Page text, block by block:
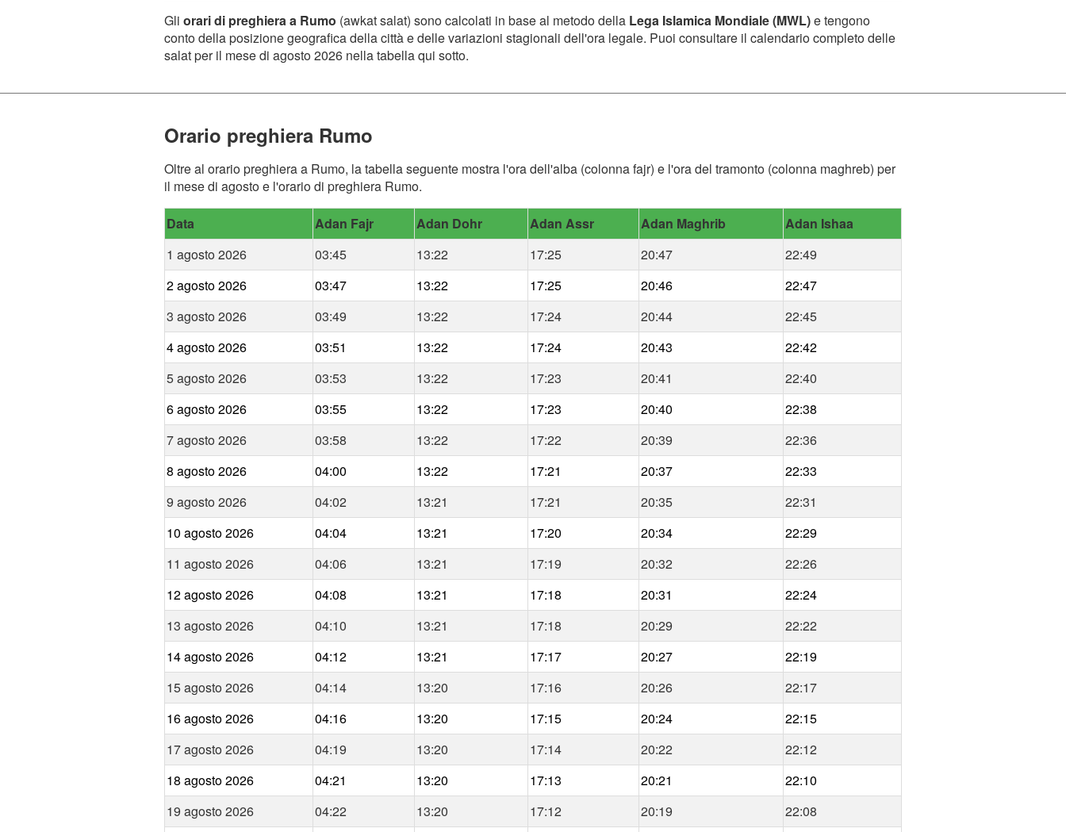
Gli orari di preghiera a Rumo (awkat salat) sono calcolati in base al metodo della Lega Islamica Mondiale (MWL)e tengono
conto della posizione geografica della città e delle variazioni stagionali dell'ora legale. Puoi consultare il calendario completo delle
salat per il mese di agosto 2026 nella tabella qui sotto.
Orario preghiera Rumo
Oltre al orario preghiera a Rumo, la tabella seguente mostra l'ora dell'alba (colonna fajr) e l'ora del tramonto (colonna maghreb) per
il mese di agosto e l'orario di preghiera Rumo.
Data Adan Fajr Adan Dohr Adan Assr Adan Maghrib
Adan Ishaa
1 agosto 2026
03:45 13:22 17:25 20:47
22:49
2 agosto 2026
03:47 13:22 17:25 20:46
22:47
3 agosto 2026
03:49 13:22 17:24 20:44
22:45
4 agosto 2026
03:51 13:22 17:24 20:43
22:42
5 agosto 2026
03:53 13:22 17:23 20:41
22:40
6 agosto 2026
03:55 13:22 17:23 20:40
22:38
7 agosto 2026
03:58 13:22 17:22 20:39
22:36
8 agosto 2026
04:00 13:22 17:21 20:37
22:33
9 agosto 2026
04:02 13:21 17:21 20:35
22:31
10 agosto 2026
04:04 13:21 17:20 20:34
22:29
11 agosto 2026
04:06 13:21 17:19 20:32
22:26
12 agosto 2026
04:08 13:21 17:18 20:31
22:24
13 agosto 2026
04:10 13:21 17:18 20:29
22:22
14 agosto 2026
04:12 13:21 17:17 20:27
22:19
15 agosto 2026
04:14 13:20 17:16 20:26
22:17
16 agosto 2026
04:16 13:20 17:15 20:24
22:15
17 agosto 2026
04:19 13:20 17:14 20:22
22:12
18 agosto 2026
04:21 13:20 17:13 20:21
22:10
19 agosto 2026
04:22 13:20 17:12 20:19
22:08